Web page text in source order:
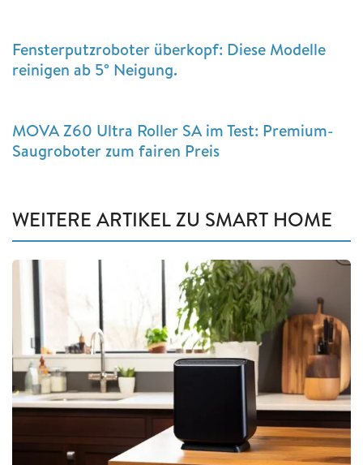
Fensterputzroboter überkopf: Diese Modelle
reinigen ab 5° Neigung.
MOVA Z60 Ultra Roller SA im Test: Premium-
Saugroboter zum fairen Preis
WEITERE ARTIKEL ZU SMART HOME